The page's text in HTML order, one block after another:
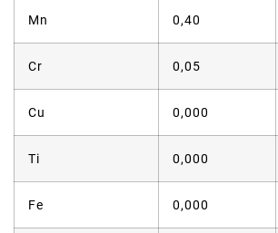
Mn 0,40
Cr 0,05
Cu 0,000
Ti 0,000
Fe 0,000